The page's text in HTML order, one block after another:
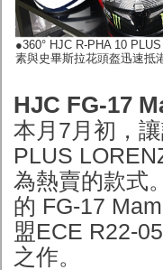
●360° HJC R-PHA 10
素與史畢斯拉花頭盔迅速抵
HJC FG-17
本月7月初，
PLUS
為熱賣的款式
的 FG-17
盟ECE R22-
之作。